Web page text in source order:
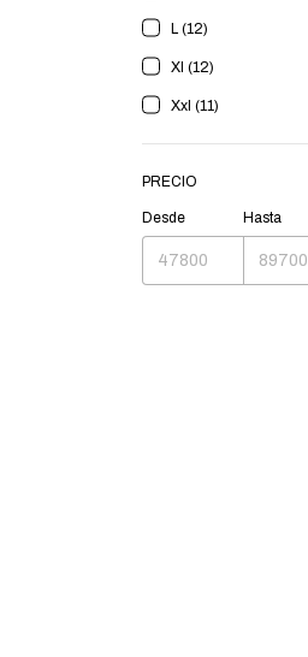
L (12)
Xl (12)
Xxl (11)
PRECIO
Desde Hasta